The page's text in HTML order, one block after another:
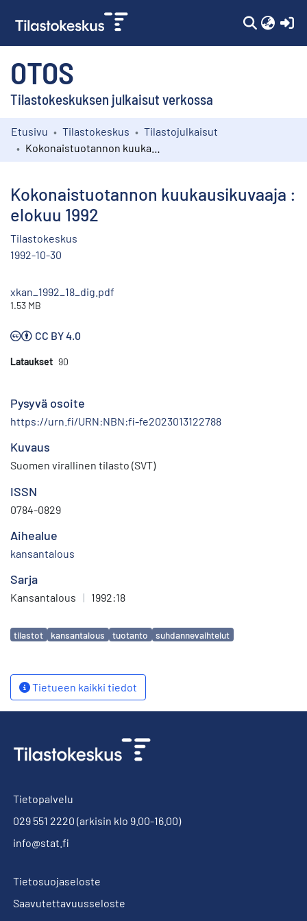
OTOS
Tilastokeskuksen julkaisut verkossa
Kokoelmat
Etusivu Tilastokeskus
Tilastojulkaisut
Kokonaistuotannon kuukausikuvaaja :
elokuu 1992
Tilastokeskus
1992-10-30
xkan_1992_18_dig.pdf
1.53 MB
CC BY 4.0
Lataukset 90
Pysyvä osoite
https://urn.fi/URN:NBN:fi-fe2023013122788
Kuvaus
Suomen virallinen tilasto (SVT)
ISSN
0784-0829
Aihealue
kansantalous
Sarja
Kansantalous | 1992:18
Avainsanat
tilastot kansantalous tuotanto suhdannevaihtelut
Tietueen kaikki tiedot
Tietopalvelu
029 551 2220 (arkisin klo 9.00-16.00)
info@stat.fi
Tietosuojaseloste
Saavutettavuusseloste